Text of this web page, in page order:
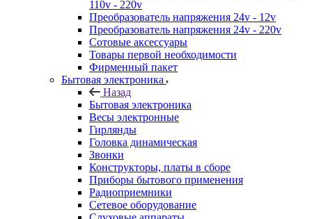
110v - 220v
Преобразователь напряжения 24v - 12v
Преобразователь напряжения 24v - 220v
Сотовые аксессуары
Товары первой необходимости
Фирменный пакет
Бытовая электроника
Назад
Бытовая электроника
Весы электронные
Гирлянды
Головка динамическая
Звонки
Конструкторы, платы в сборе
Приборы бытового применения
Радиоприемники
Сетевое оборудование